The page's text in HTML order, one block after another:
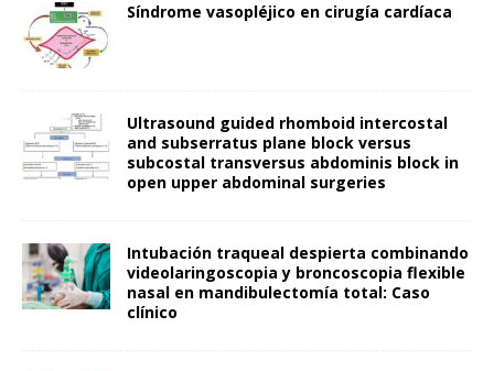
Síndrome vasopléjico en cirugía cardíaca
Ultrasound guided rhomboid intercostal
and subserratus plane block versus
subcostal transversus abdominis block in
open upper abdominal surgeries
Intubación traqueal despierta combinando
videolaringoscopia y broncoscopia flexible
nasal en mandibulectomía total: Caso
clínico